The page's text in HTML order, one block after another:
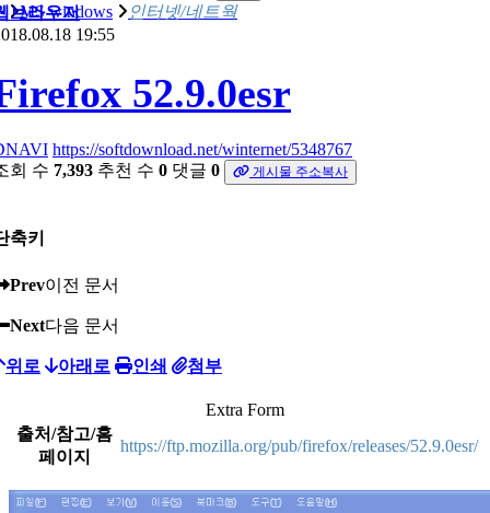
MS windows 인터넷/네트웍
브라우저
19:55
52.9.0esr
https://softdownload.net/winternet/5348767
회 수 7,393 추천 수 0 댓글 0 게시물 주소복사
축키
Prev이전 문서
Next다음 문서
위로 아래로 인쇄 첨부
Extra Form
출처/참고/홈
페이지
https://ftp.mozilla.org/pub/firefox/releases/52.9.0esr/